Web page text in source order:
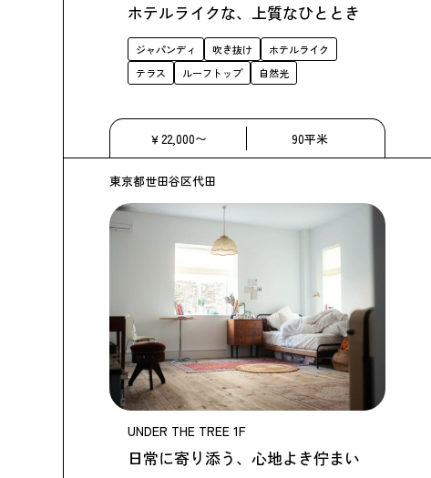
ホテルライクな、上質なひととき
ジャパンディ 吹き抜け
ホテルライク
テラス
ルーフトップ 自然光
￥22,000〜 90平米
東京都世田谷区代田
UNDER THE TREE 1F
日常に寄り添う、心地よき佇まい